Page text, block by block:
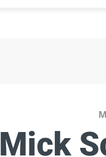
Mick